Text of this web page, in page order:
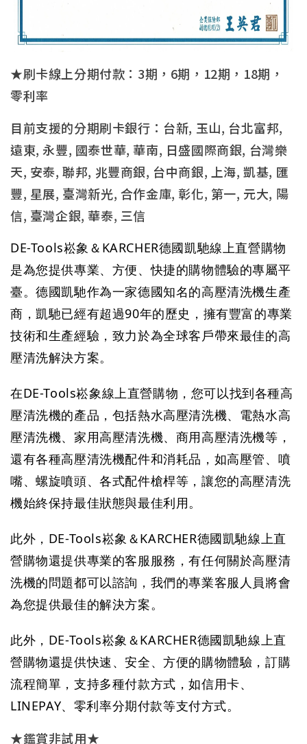
★刷卡線上分期付款：3期，6期，12期，18期，
零利率
目前支援的分期刷卡銀行：台新, 玉山, 台北富邦,
遠東, 永豐, 國泰世華, 華南, 日盛國際商銀, 台灣樂
天, 安泰, 聯邦, 兆豐商銀, 台中商銀, 上海, 凱基, 匯
豐, 星展, 臺灣新光, 合作金庫, 彰化, 第一, 元大, 陽
信, 臺灣企銀, 華泰, 三信
DE-Tools崧象＆KARCHER德國凱馳線上直營購物
是為您提供專業、方便、快捷的購物體驗的專屬平
臺。德國凱馳作為一家德國知名的高壓清洗機生產
商，凱馳已經有超過90年的歷史，擁有豐富的專業
技術和生產經驗，致力於為全球客戶帶來最佳的高
壓清洗解決方案。
在DE-Tools崧象線上直營購物，您可以找到各種高
壓清洗機的產品，包括熱水高壓清洗機、電熱水高
壓清洗機、家用高壓清洗機、商用高壓清洗機等，
還有各種高壓清洗機配件和消耗品，如高壓管、噴
嘴、螺旋噴頭、各式配件槍桿等，讓您的高壓清洗
機始終保持最佳狀態與最佳利用。
此外， DE-Tools崧象＆KARCHER德國凱馳線上直
營購物還提供專業的客服服務，有任何關於高壓清
洗機的問題都可以諮詢，我們的專業客服人員將會
為您提供最佳的解決方案。
此外， DE-Tools崧象＆KARCHER德國凱馳線上直
營購物還提供快速、安全、方便的購物體驗，訂購
流程簡單，支持多種付款方式，如信用卡、
LINEPAY、零利率分期付款等支付方式。
★鑑賞非試用★